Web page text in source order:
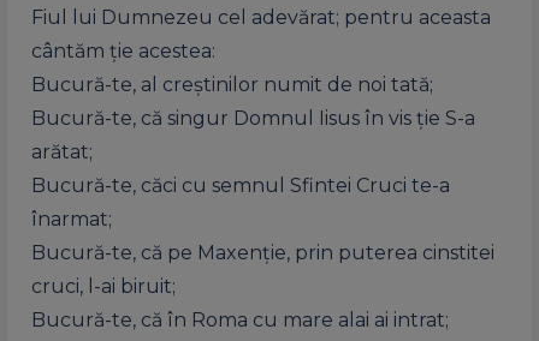
Fiul lui Dumnezeu cel adevărat; pentru aceasta
cântăm ție acestea:
Bucură-te, al creștinilor numit de noi tată;
Bucură-te, că singur Domnul Iisus în vis ție S-a
arătat;
Bucură-te, căci cu semnul Sfintei Cruci te-a
înarmat;
Bucură-te, că pe Maxenție, prin puterea cinstitei
cruci, l-ai biruit;
Bucură-te, că în Roma cu mare alai ai intrat;